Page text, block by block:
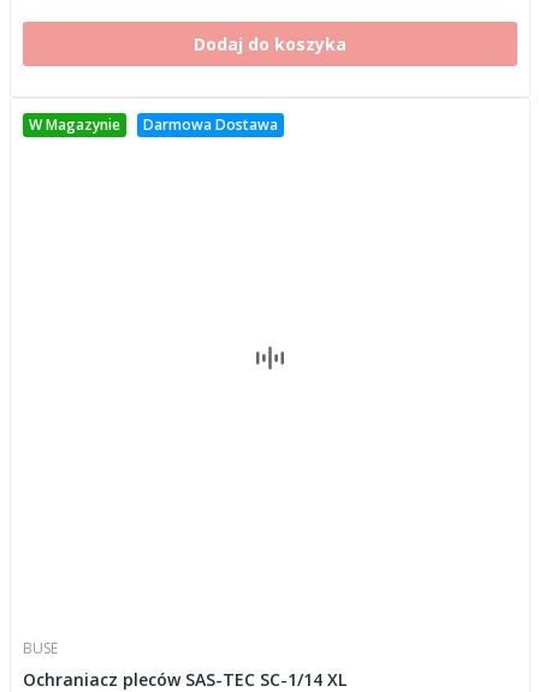
Dodaj do koszyka
W Magazynie Darmowa Dostawa
BUSE
Ochraniacz pleców SAS-TEC SC-1/14 XL